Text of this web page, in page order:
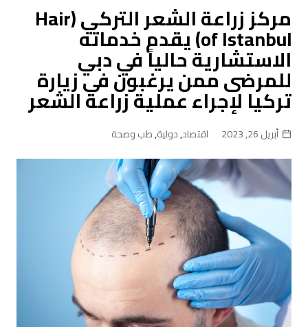
مركز زراعة الشعر التركي (Hair
of Istanbul) يقدم خدماته
الاستشارية حالياً في دبي
للمرضى ممن يرغبون في زيارة
تركيا لإجراء عملية زراعة الشعر
أبريل 26, 2023 اقتصاد,دولية,طب وصحة